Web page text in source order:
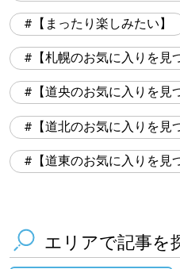
【まったり楽しみたい】
【札幌のお気に入りを見
【道央のお気に入りを見
【道北のお気に入りを見
【道東のお気に入りを見
エリアで記事を